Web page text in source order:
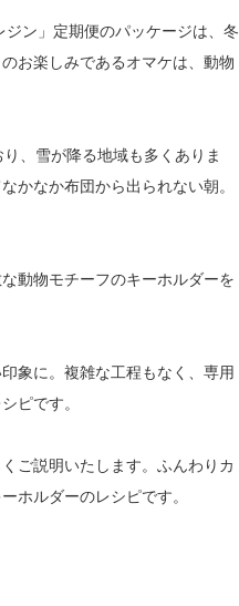
ン」定期便のパッケージは、冬
お楽しみであるオマケは、動物
、雪が降る地域も多くありま
かなか布団から出られない朝。
動物モチーフのキーホルダーを
象に。複雑な工程もなく、専用
ピです。
ご説明いたします。ふんわりカ
ホルダーのレシピです。